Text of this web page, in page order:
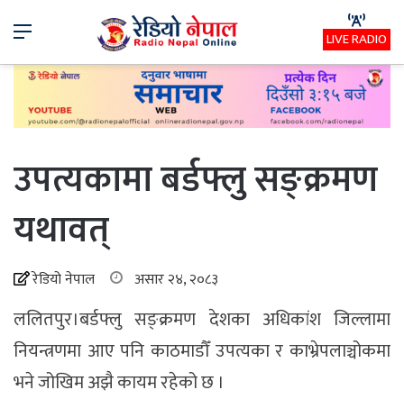
Menu LIVE RADIO
उपत्यकामा बर्डफ्लु सङ्क्रमण
यथावत्
रेडियो नेपाल असार २४, २०८३
ललितपुर।बर्डफ्लु सङ्क्रमण देशका अधिकांश जिल्लामा
नियन्त्रणमा आए पनि काठमाडौँ उपत्यका र काभ्रेपलाञ्चोकमा
भने जोखिम अझै कायम रहेको छ ।